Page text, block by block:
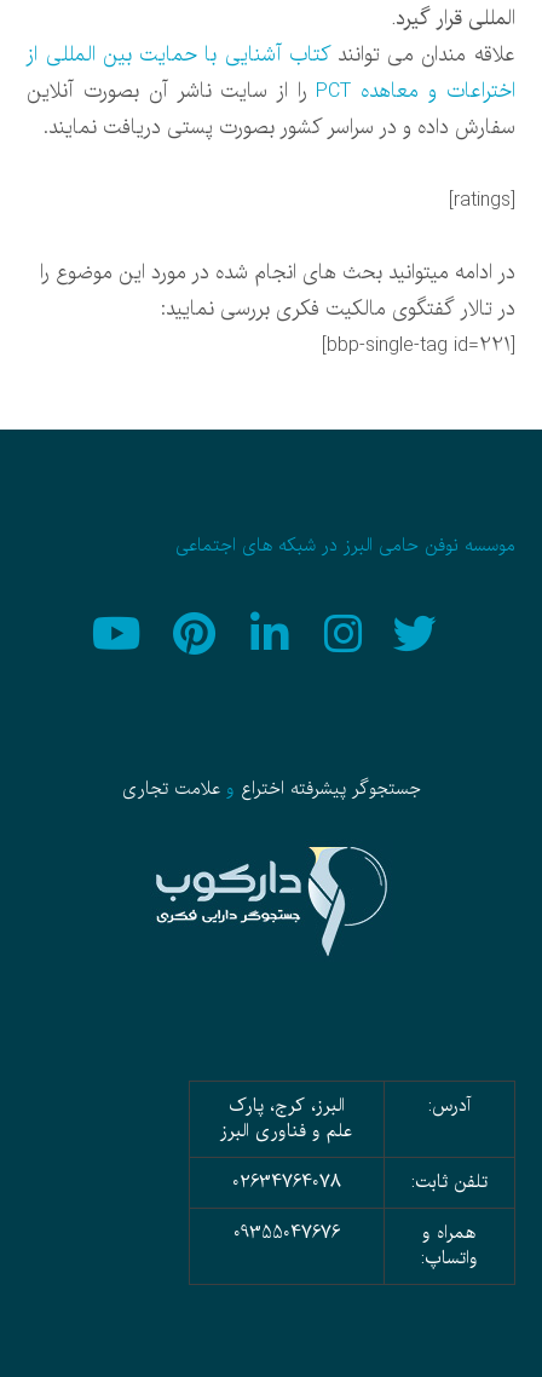
المللی قرار گیرد.
علاقه مندان می توانندکتاب آشنایی با حمایت بین المللی از
اختراعات و معاهده PCT
را از سایت ناشر آن بصورت آنلاین
سفارش داده و در سراسر کشور بصورت پستی دریافت نمایند.
[ratings]
در ادامه میتوانید بحث های انجام شده در مورد این موضوع را
در تالار گفتگوی مالکیت فکری بررسی نمایید:
[bbp-single-tag id=221]
موسسه نوفن حامی البرز در شبکه های اجتماعی
جستجوگر پیشرفته اختراع وعلامت تجاری
آدرس:
البرز، کرج، پارک
علم و فناوری البرز
تلفن ثابت:
02634764078
همراه و
واتساپ:
09355047676